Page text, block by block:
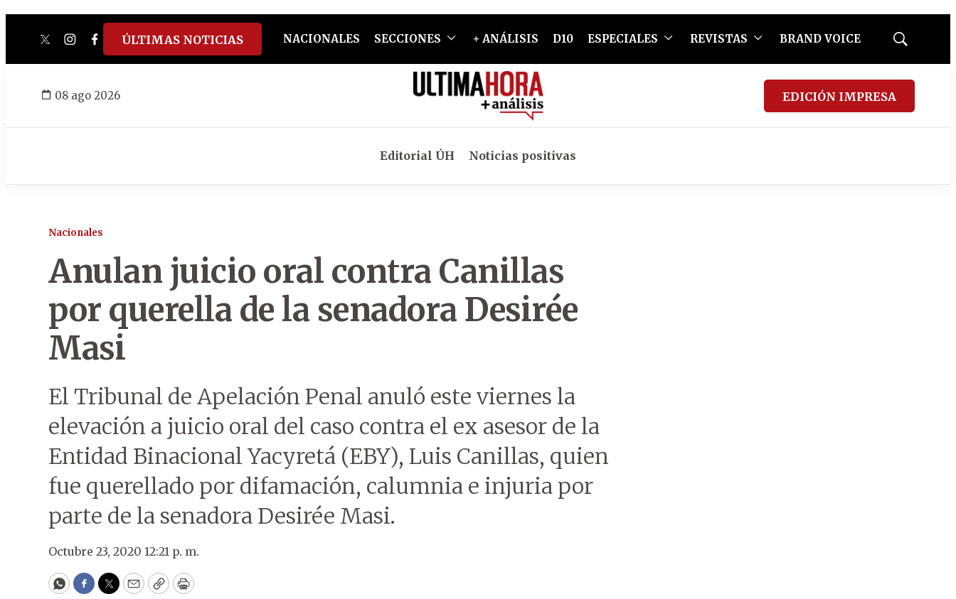
twitterinstagram
facebook
tiktokyoutube
spotify
ÚLTIMAS NOTICIAS NACIONALES SECCIONES + ANÁLISIS D10 ESPECIALES REVISTAS BRAND VOICE
Mostrar
08 ago 2026 EDICIÓN IMPRESA
Editorial ÚH Noticias positivas
Nacionales
Anulan juicio oral contra Canillas
por querella de la senadora Desirée
Masi
El Tribunal de Apelación Penal anuló este viernes la
elevación a juicio oral del caso contra el ex asesor de la
Entidad Binacional Yacyretá (EBY), Luis Canillas, quien
fue querellado por difamación, calumnia e injuria por
parte de la senadora Desirée Masi.
Octubre 23, 2020 12:21 p. m.
WhatsApp
Facebook
Twitter
EmailCopyPrint